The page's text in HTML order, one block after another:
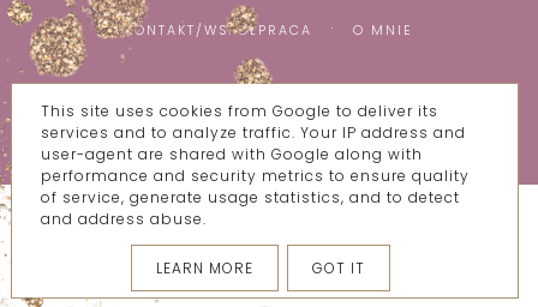
KONTAKT/WSPÓŁPRACA O MNIE
COPYRIGHT ©WSZYSTKIE MOJE BZIKI
BLOG DESIGN:
This site uses cookies from Google to deliver its
services and to analyze traffic. Your IP address and
user-agent are shared with Google along with
performance and security metrics to ensure quality
of service, generate usage statistics, and to detect
and address abuse.
LEARN MORE GOT IT